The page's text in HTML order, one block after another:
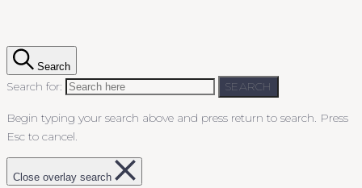
Search
Search for: SEARCH
Begin typing your search above and press return to search. Press
Esc to cancel.
Close overlay search